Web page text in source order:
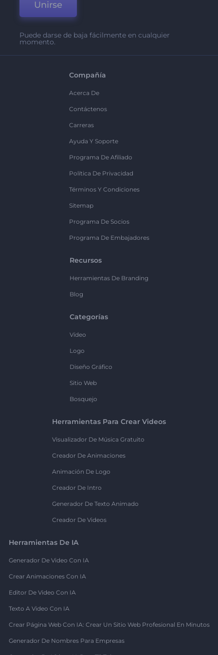
Unirse
Puede darse de baja fácilmente en cualquier
momento.
Compañía
Acerca De
Contáctenos
Carreras
Ayuda Y Soporte
Programa De Afiliado
Política De Privacidad
Términos Y Condiciones
Sitemap
Programa De Socios
Programa De Embajadores
Recursos
Herramientas De Branding
Blog
Categorías
Vídeo
Logo
Diseño Gráfico
Sitio Web
Bosquejo
Herramientas Para Crear Videos
Visualizador De Música Gratuito
Creador De Animaciones
Animación De Logo
Creador De Intro
Generador De Texto Animado
Creador De Videos
Herramientas De IA
Generador De Video Con IA
Crear Animaciones Con IA
Editor De Video Con IA
Texto A Video Con IA
Crear Página Web Con IA: Crear Un Sitio Web Profesional En Minutos
Generador De Nombres Para Empresas